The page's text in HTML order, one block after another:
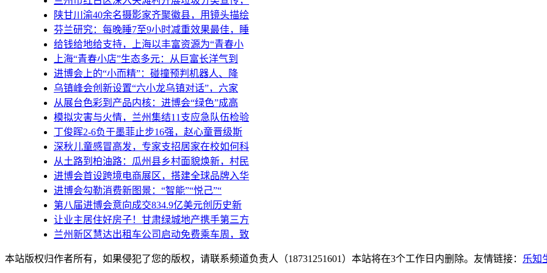
陕甘川渝40余名摄影家齐聚徽县，用镜头描绘
芬兰研究：每晚睡7至9小时减重效果最佳，睡
给钱给地给支持，上海以丰富资源为“青春小
上海“青春小店”生态多元：从巨富长洋气到
进博会上的“小而精”：碰撞预判机器人、降
乌镇峰会创新设置“六小龙乌镇对话”，六家
从展台色彩到产品内核：进博会“绿色”成高
模拟灾害与火情，兰州集结11支应急队伍检验
丁俊晖2-6负于墨菲止步16强，赵心童晋级斯
深秋儿童感冒高发，专家支招居家在校如何科
从土路到柏油路：瓜州县乡村面貌焕新，村民
进博会首设跨境电商展区，搭建全球品牌入华
进博会勾勒消费新图景：“智能”“悦己”“
第八届进博会意向成交834.9亿美元创历史新
让业主居住好房子！甘肃绿城地产携手第三方
兰州新区慧达出租车公司启动免费乘车周，致
本站版权归作者所有，如果侵犯了您的版权，请联系频道负责人（18731251601）本站将在3个工作日内删除。友情链接： 乐知